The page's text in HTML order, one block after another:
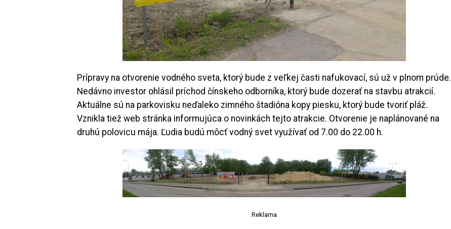
Prípravy na otvorenie vodného sveta, ktorý bude z veľkej časti nafukovací, sú už v plnom prúde.
Nedávno investor ohlásil príchod čínskeho odborníka, ktorý bude dozerať na stavbu atrakcií.
Aktuálne sú na parkovisku neďaleko zimného štadióna kopy piesku, ktorý bude tvoriť pláž.
Vznikla tiež web stránka informujúca o novinkách tejto atrakcie. Otvorenie je naplánované na
druhú polovicu mája. Ľudia budú môcť vodný svet využívať od 7.00 do 22.00 h.
Reklama